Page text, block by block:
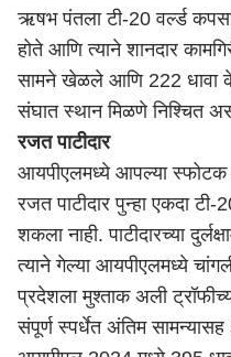
ऋषभ पंतला टी-20 वर्ल्ड
होते आणि त्याने शानदार
सामने खेळले आणि 222 धावा
संघात स्थान मिळणे निश्चित
रजत पाटीदार
आयपीएलमध्ये आपल्या स्फोटक
रजत पाटीदार पुन्हा एकदा
शकला नाही. पाटीदारच्या
त्याने गेल्या आयपीएलमध्ये
प्रदेशला मुश्ताक अली
संपूर्ण स्पर्धेत अंतिम